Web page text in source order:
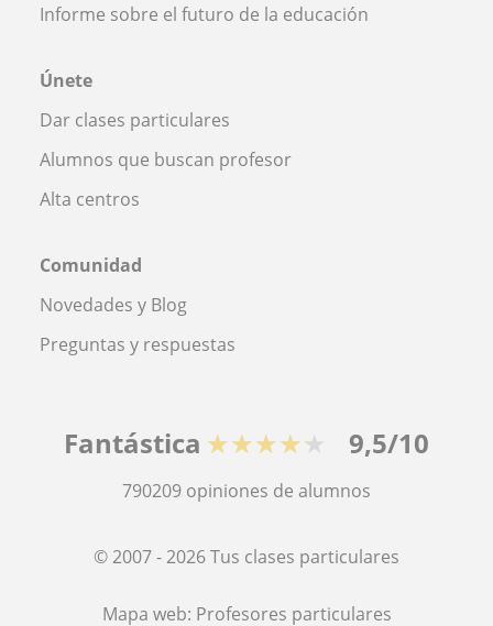
Informe sobre el futuro de la educación
Únete
Dar clases particulares
Alumnos que buscan profesor
Alta centros
Comunidad
Novedades y Blog
Preguntas y respuestas
Fantástica ★★★★★ 9,5/10
790209 opiniones de alumnos
© 2007 - 2026 Tus clases particulares
Mapa web: Profesores particulares